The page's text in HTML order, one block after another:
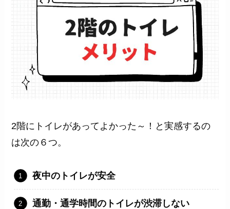
2階にトイレがあってよかった～！と実感するの
は次の６つ。
夜中のトイレが安全
通勤・通学時間のトイレが渋滞しない